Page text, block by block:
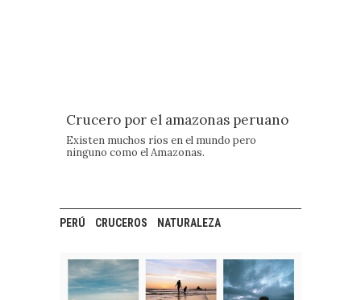
Crucero por el amazonas peruano
Existen muchos ríos en el mundo pero
ninguno como el Amazonas.
PERÚ CRUCEROS NATURALEZA